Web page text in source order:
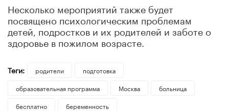
Несколько мероприятий также будет
посвящено психологическим проблемам
детей, подростков и их родителей и заботе о
здоровье в пожилом возрасте.
Теги: родители
подготовка
образовательная программа
Москва
больница
бесплатно
беременность